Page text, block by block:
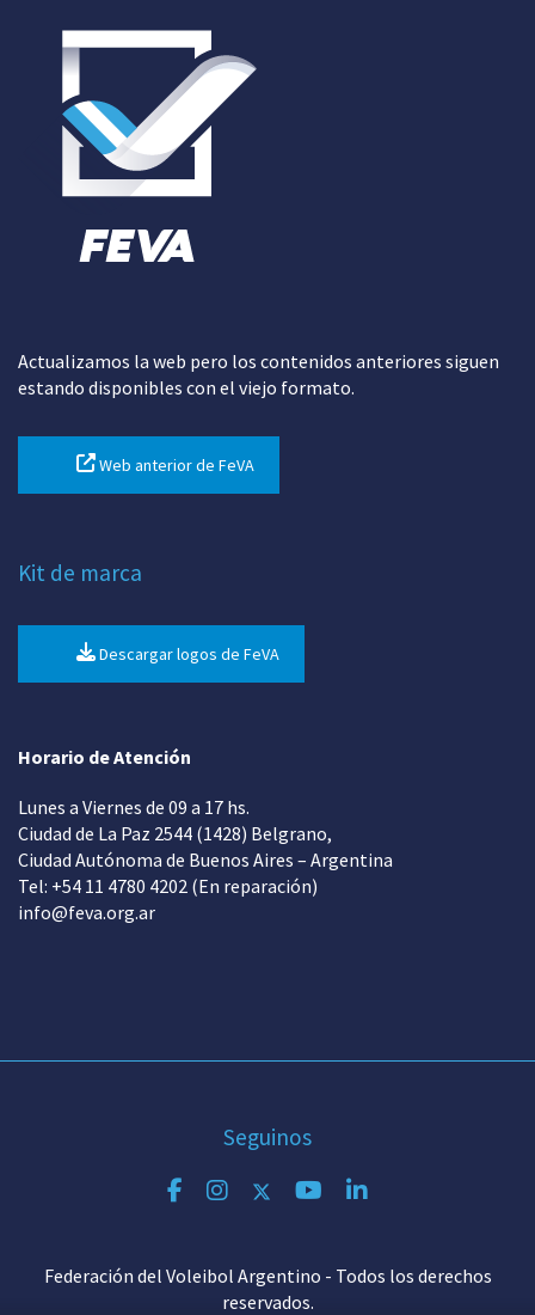
Actualizamos la web pero los contenidos anteriores siguen
estando disponibles con el viejo formato.
Web anterior de FeVA
Kit de marca
Descargar logos de FeVA
Horario de Atención
Lunes a Viernes de 09 a 17 hs.
Ciudad de La Paz 2544 (1428) Belgrano,
Ciudad Autónoma de Buenos Aires – Argentina
Tel: +54 11 4780 4202 (En reparación)
info@feva.org.ar
Seguinos
Federación del Voleibol Argentino - Todos los derechos
reservados.